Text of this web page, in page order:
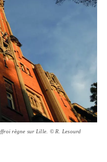
règne sur Lille. © R. Lesourd